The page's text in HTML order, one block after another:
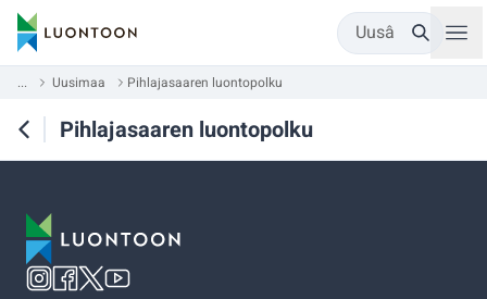
Uusâ
... Uusimaa Pihlajasaaren luontopolku
Pihlajasaaren luontopolku